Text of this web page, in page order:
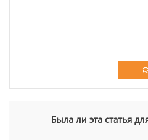
Была ли эта статья